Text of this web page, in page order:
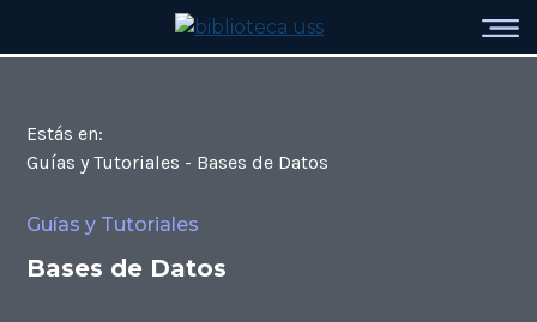
Estás en:
Guías y Tutoriales - Bases de Datos
Guías y Tutoriales
Bases de Datos